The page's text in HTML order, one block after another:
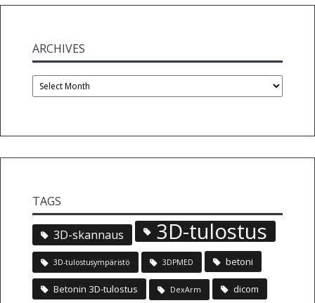
ARCHIVES
Archives
TAGS
3D-skannaus 3D-tulostus
3D-tulostusympäristö 3DPMED betoni
Betonin 3D-tulostus DexArm dicom